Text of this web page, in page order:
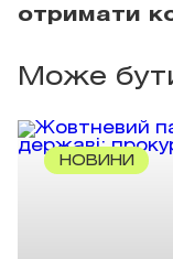
отримати
Може
НОВИНИ